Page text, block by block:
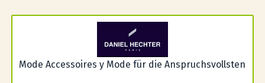
Mode Accessoires y Mode für die Anspruchsvollsten